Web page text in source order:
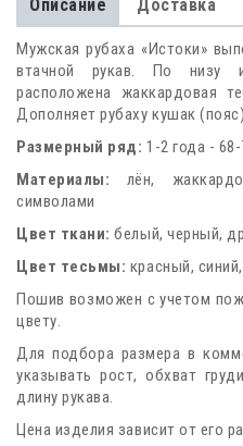
Описание Доставка
Мужская рубаха «Истоки»
втачной рукав. По низу
расположена жаккардовая
Дополняет рубаху кушак
Размерный ряд: 1-2 года -
Материалы: лён,
символами
Цвет ткани: белый, черный,
Цвет тесьмы: красный,
Пошив возможен с учетом
цвету.
Для подбора размера в
указывать рост, обхват
длину рукава.
Цена изделия зависит от его